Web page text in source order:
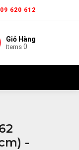
620 612
Giỏ Hàng
Items 0
620 612
Giỏ Hàng
Items 0
-